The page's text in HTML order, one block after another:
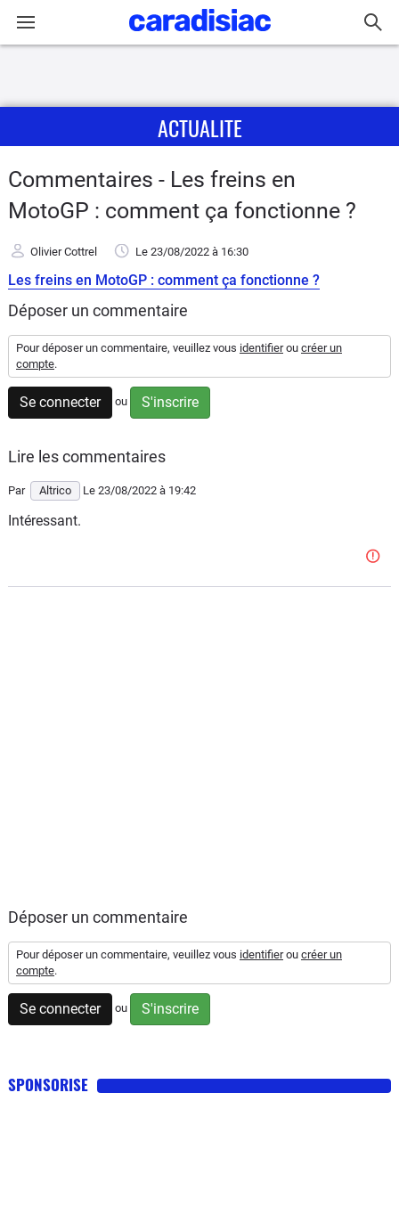
Actu
Essais
Equipement
Avis
Forum
Scooters
&
Marques
ACTUALITE
Commentaires - Les freins en
MotoGP : comment ça fonctionne ?
Olivier Cottrel Le 23/08/2022 à 16:30
Les freins en MotoGP : comment ça fonctionne ?
Déposer un commentaire
Pour déposer un commentaire, veuillez vous identifierou créer un
compte.
Se connecter ou S'inscrire
Lire les commentaires
Par Altrico Le 23/08/2022 à 19:42
Intéressant.
Déposer un commentaire
Pour déposer un commentaire, veuillez vous identifierou créer un
compte.
Se connecter ou S'inscrire
SPONSORISE